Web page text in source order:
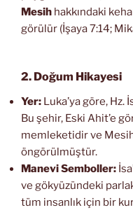
Mesih hakkındaki
görülür (İşaya 7:14;
2. Doğum Hikayesi
Yer: Luka’ya göre, Hz.
Bu şehir, Eski Ahit’e
memleketidir ve
öngörülmüştür.
Manevi Semboller:
ve gökyüzündeki
tüm insanlık için bir